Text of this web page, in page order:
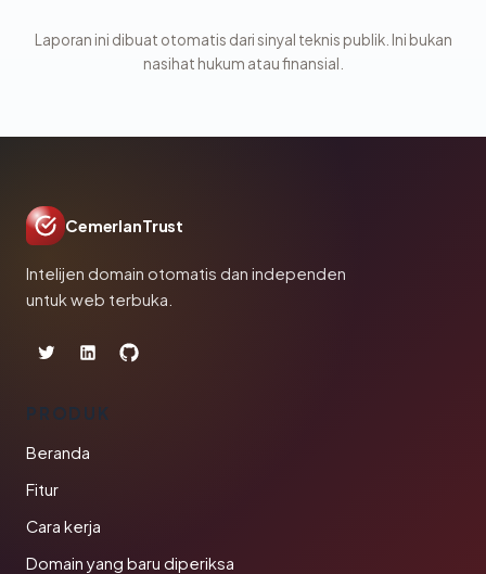
Laporan ini dibuat otomatis dari sinyal teknis publik. Ini bukan
nasihat hukum atau finansial.
CemerlanTrust
Intelijen domain otomatis dan independen
untuk web terbuka.
PRODUK
Beranda
Fitur
Cara kerja
Domain yang baru diperiksa